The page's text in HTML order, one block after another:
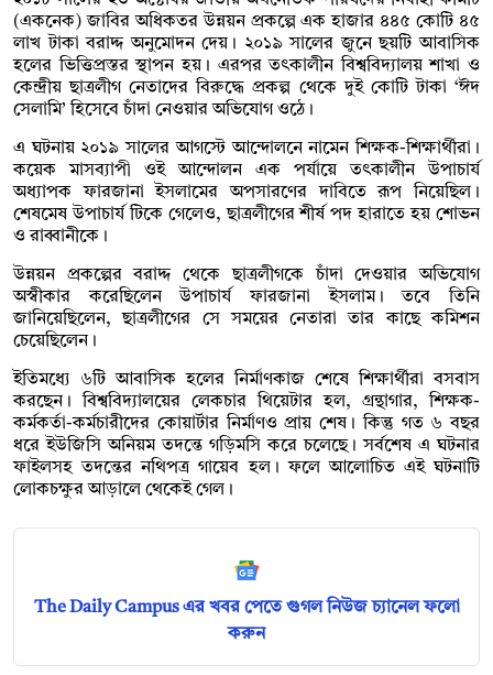
(একনেক) জাবির অধিকতর উন্নয়ন প্রকল্পে এক হাজার ৪৪৫ কোটি ৪৫
লাখ টাকা বরাদ্দ অনুমোদন দেয়। ২০১৯ সালের জুনে ছয়টি আবাসিক
হলের ভিত্তিপ্রস্তর স্থাপন হয়। এরপর তৎকালীন বিশ্ববিদ্যালয় শাখা ও
কেন্দ্রীয় ছাত্রলীগ নেতাদের বিরুদ্ধে প্রকল্প থেকে দুই কোটি টাকা ‘ঈদ
সেলামি’ হিসেবে চাঁদা নেওয়ার অভিযোগ ওঠে।
এ ঘটনায় ২০১৯ সালের আগস্টে আন্দোলনে নামেন শিক্ষক-শিক্ষার্থীরা।
কয়েক মাসব্যাপী ওই আন্দোলন এক পর্যায়ে তৎকালীন উপাচার্য
অধ্যাপক ফারজানা ইসলামের অপসারণের দাবিতে রূপ নিয়েছিল।
শেষমেষ উপাচার্য টিকে গেলেও, ছাত্রলীগের শীর্ষ পদ হারাতে হয় শোভন
ও রাব্বানীকে।
উন্নয়ন প্রকল্পের বরাদ্দ থেকে ছাত্রলীগকে চাঁদা দেওয়ার অভিযোগ
অস্বীকার করেছিলেন উপাচার্য ফারজানা ইসলাম। তবে তিনি
জানিয়েছিলেন, ছাত্রলীগের সে সময়ের নেতারা তার কাছে কমিশন
চেয়েছিলেন।
ইতিমধ্যে ৬টি আবাসিক হলের নির্মাণকাজ শেষে শিক্ষার্থীরা বসবাস
করছেন। বিশ্ববিদ্যালয়ের লেকচার থিয়েটার হল, গ্রন্থাগার, শিক্ষক-
কর্মকর্তা-কর্মচারীদের কোয়ার্টার নির্মাণও প্রায় শেষ। কিন্তু গত ৬ বছর
ধরে ইউজিসি অনিয়ম তদন্তে গড়িমসি করে চলেছে। সর্বশেষ এ ঘটনার
ফাইলসহ তদন্তের নথিপত্র গায়েব হল। ফলে আলোচিত এই ঘটনাটি
লোকচক্ষুর আড়ালে থেকেই গেল।
The Daily Campus এর খবর পেতে গুগল নিউজ চ্যানেল ফলো
করুন